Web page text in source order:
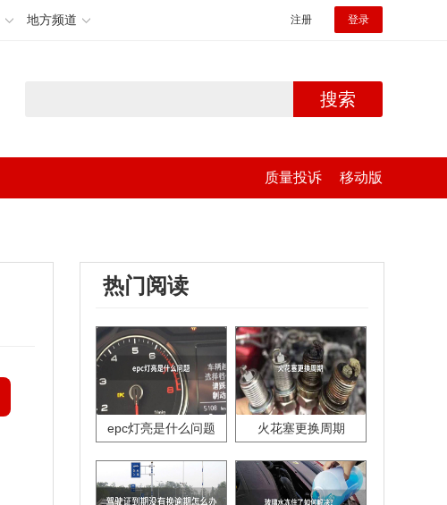
地方频道 注册 登录
搜索
质量投诉 移动版
热门阅读
epc灯亮是什么问题 火花塞更换周期